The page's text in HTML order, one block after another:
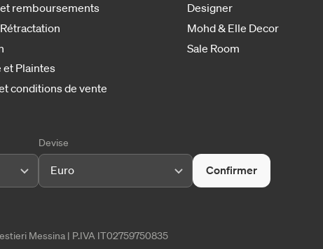
remboursements
et Plaintes
conditions de vente
Designer
Mohd & Elle Decor
Sale Room
Devise
Euro Confirmer
Messina | P.IVA IT02759750835